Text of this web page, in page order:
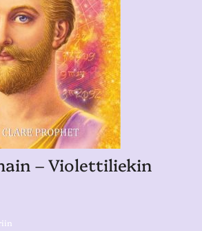
– Violettiliekin